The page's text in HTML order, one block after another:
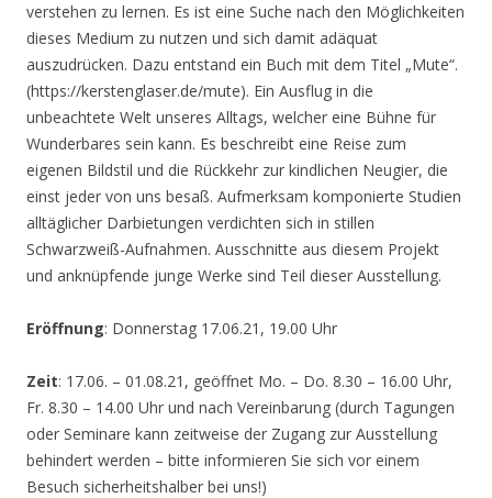
verstehen zu lernen. Es ist eine Suche nach den Möglichkeiten
dieses Medium zu nutzen und sich damit adäquat
auszudrücken. Dazu entstand ein Buch mit dem Titel „Mute“.
(https://kerstenglaser.de/mute). Ein Ausflug in die
unbeachtete Welt unseres Alltags, welcher eine Bühne für
Wunderbares sein kann. Es beschreibt eine Reise zum
eigenen Bildstil und die Rückkehr zur kindlichen Neugier, die
einst jeder von uns besaß. Aufmerksam komponierte Studien
alltäglicher Darbietungen verdichten sich in stillen
Schwarzweiß-Aufnahmen. Ausschnitte aus diesem Projekt
und anknüpfende junge Werke sind Teil dieser Ausstellung.
Eröffnung: Donnerstag 17.06.21, 19.00 Uhr
Zeit: 17.06. – 01.08.21, geöffnet Mo. – Do. 8.30 – 16.00 Uhr,
Fr. 8.30 – 14.00 Uhr und nach Vereinbarung (durch Tagungen
oder Seminare kann zeitweise der Zugang zur Ausstellung
behindert werden – bitte informieren Sie sich vor einem
Besuch sicherheitshalber bei uns!)